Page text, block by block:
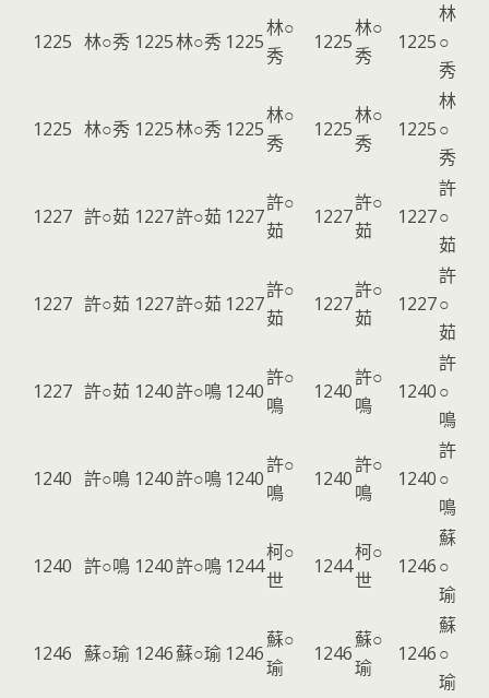
1225 林○秀 1225林○秀 1225
林○
秀
1225
林○
秀
1225
林
○
秀
1225 林○秀 1225林○秀 1225
林○
秀
1225
林○
秀
1225
林
○
秀
1227 許○茹 1227許○茹 1227
許○
茹
1227
許○
茹
1227
許
○
茹
1227 許○茹 1227許○茹 1227
許○
茹
1227
許○
茹
1227
許
○
茹
1227 許○茹 1240許○鳴 1240
許○
鳴
1240
許○
鳴
1240
許
○
鳴
1240 許○鳴 1240許○鳴 1240
許○
鳴
1240
許○
鳴
1240
許
○
鳴
1240 許○鳴 1240許○鳴 1244
柯○
世
1244
柯○
世
1246
蘇
○
瑜
1246 蘇○瑜 1246蘇○瑜 1246
蘇○
瑜
1246
蘇○
瑜
1246
蘇
○
瑜